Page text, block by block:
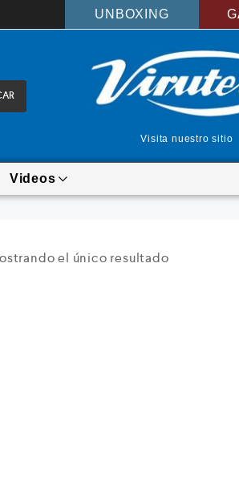
UNBOXING
Visita nuestro sitio
Videos
el único resultado